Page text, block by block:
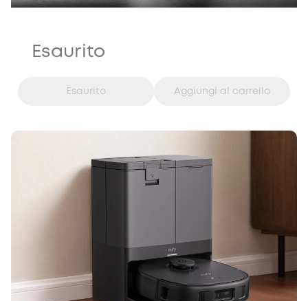
Esaurito
Esaurito Aggiungi al carrello